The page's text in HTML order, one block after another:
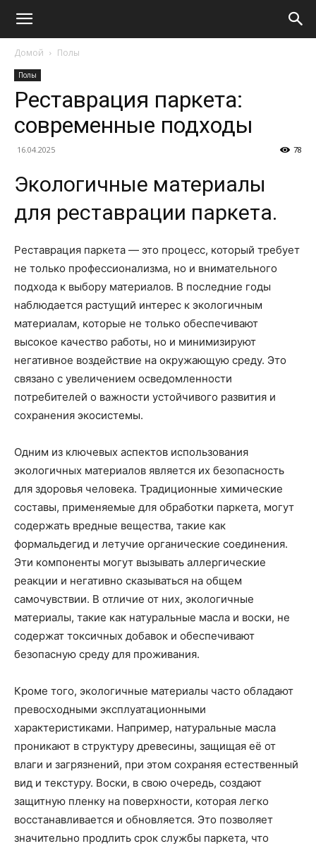
Домой Полы
Полы
Реставрация паркета:
современные подходы
16.04.2025 78
Экологичные материалы
для реставрации паркета.
Реставрация паркета — это процесс, который требует
не только профессионализма, но и внимательного
подхода к выбору материалов. В последние годы
наблюдается растущий интерес к экологичным
материалам, которые не только обеспечивают
высокое качество работы, но и минимизируют
негативное воздействие на окружающую среду. Это
связано с увеличением осведомленности
потребителей о важности устойчивого развития и
сохранения экосистемы.
Одним из ключевых аспектов использования
экологичных материалов является их безопасность
для здоровья человека. Традиционные химические
составы, применяемые для обработки паркета, могут
содержать вредные вещества, такие как
формальдегид и летучие органические соединения.
Эти компоненты могут вызывать аллергические
реакции и негативно сказываться на общем
самочувствии. В отличие от них, экологичные
материалы, такие как натуральные масла и воски, не
содержат токсичных добавок и обеспечивают
безопасную среду для проживания.
Кроме того, экологичные материалы часто обладают
превосходными эксплуатационными
характеристиками. Например, натуральные масла
проникают в структуру древесины, защищая её от
влаги и загрязнений, при этом сохраняя естественный
вид и текстуру. Воски, в свою очередь, создают
защитную пленку на поверхности, которая легко
восстанавливается и обновляется. Это позволяет
значительно продлить срок службы паркета, что